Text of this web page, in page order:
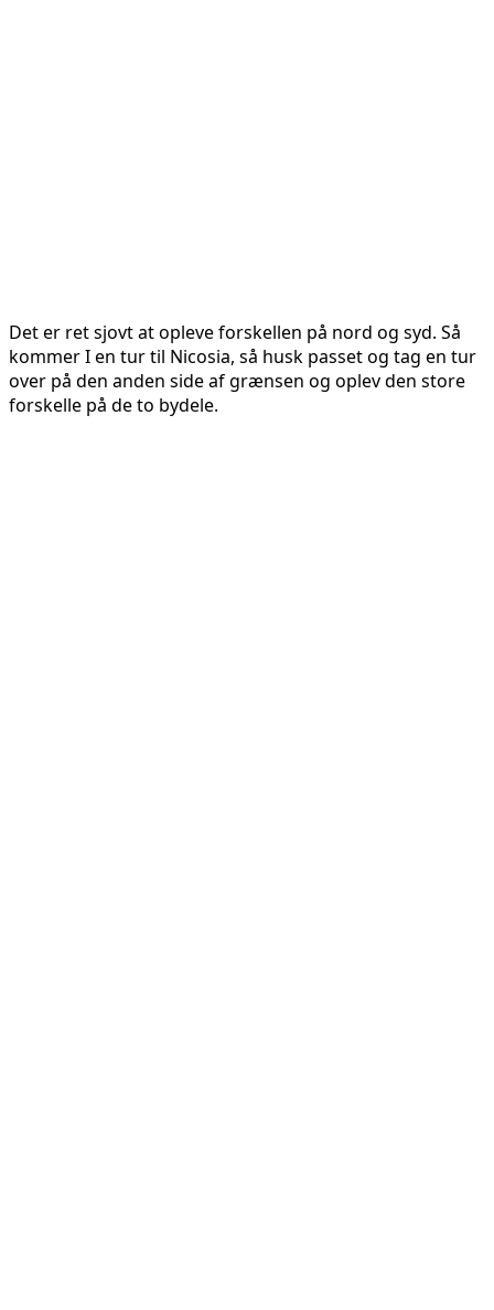
Det er ret sjovt at opleve forskellen på nord og syd. Så
kommer I en tur til Nicosia, så husk passet og tag en tur
over på den anden side af grænsen og oplev den store
forskelle på de to bydele.